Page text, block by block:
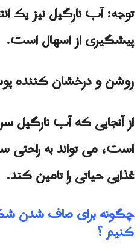
توجه: آب نارگیل نیز یک
پیشگیری از اسهال است.
روشن و درخشان کننده
از آنجایی که آب نارگیل
است، می تواند به راحتی
غذایی حیاتی را تامین کند.
چگونه برای صاف شدن
کنیم ؟